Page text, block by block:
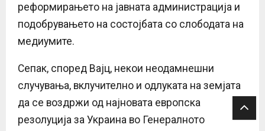
реформирањето на јавната администрација и
подобрувањето на состојбата со слободата на
медиумите.
Сепак, според Вајц, некои неодамнешни
случувања, вклучително и одлуката на земјата
да се воздржи од најновата европска
резолуција за Украина во Генералното